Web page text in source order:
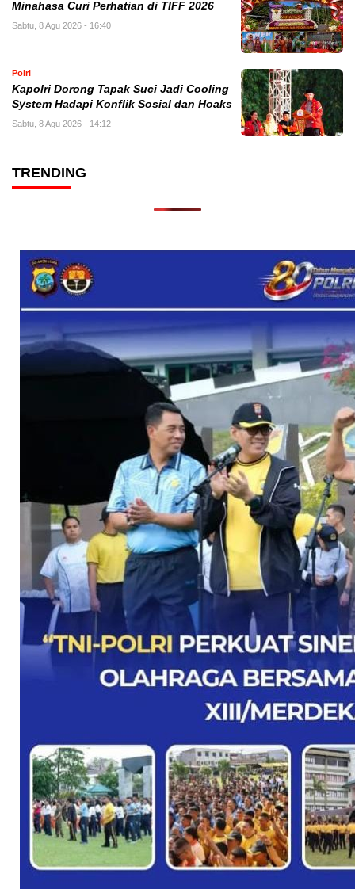
Minahasa Curi Perhatian di TIFF 2026
Sabtu, 8 Agu 2026 - 16:40
Polri
Kapolri Dorong Tapak Suci Jadi Cooling
System Hadapi Konflik Sosial dan Hoaks
Sabtu, 8 Agu 2026 - 14:12
TRENDING